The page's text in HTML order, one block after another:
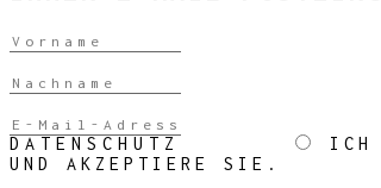
DATENSCHUTZ
ICH
UND AKZEPTIERE SIE.